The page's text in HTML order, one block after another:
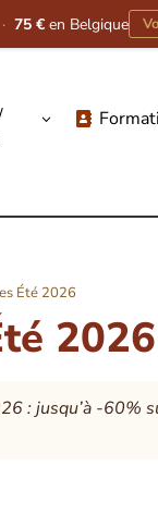
· 75 € en Belgique
3 
Été 2026
2026
: jusqu’à -60%